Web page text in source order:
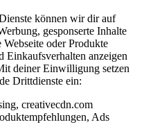
können wir dir auf
gesponserte Inhalte
oder Produkte
Einkaufsverhalten anzeigen
deiner Einwilligung setzen
Drittdienste ein:
creativecdn.com
Ads